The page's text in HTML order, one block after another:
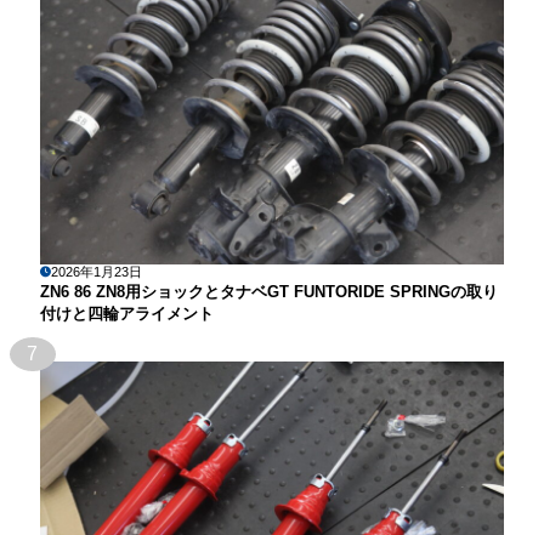
2026年1月23日
ZN6 86 ZN8用ショックとタナベGT FUNTORIDE SPRINGの取り
付けと四輪アライメント
7